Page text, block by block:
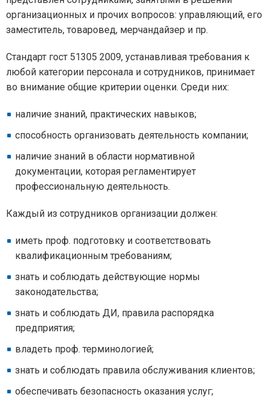
организационных и прочих вопросов: управляющий, его
заместитель, товаровед, мерчандайзер и пр.
Стандарт гост 51305 2009, устанавливая требования к
любой категории персонала и сотрудников, принимает
во внимание общие критерии оценки. Среди них:
наличие знаний, практических навыков;
способность организовать деятельность компании;
наличие знаний в области нормативной
документации, которая регламентирует
профессиональную деятельность.
Каждый из сотрудников организации должен:
иметь проф. подготовку и соответствовать
квалификационным требованиям;
знать и соблюдать действующие нормы
законодательства;
знать и соблюдать ДИ, правила распорядка
предприятия;
владеть проф. терминологией;
знать и соблюдать правила обслуживания клиентов;
обеспечивать безопасность оказания услуг;